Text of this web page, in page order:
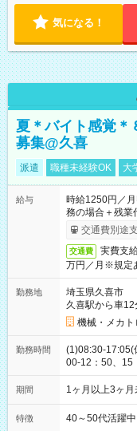
気になる！
夏＊バイト感覚＊
募集@久喜
派遣 職種未経験OK 大
給与
時給1250円／
務の場合＋残業
交通費別途
交通費
実費支
万円／月※規定
勤務地
埼玉県久喜市
久喜駅から車12
機械・メカト
勤務時間
(1)08:30-17:05(
00-12：50、15
期間 1ヶ月以上3ヶ
特徴 40～50代活躍中